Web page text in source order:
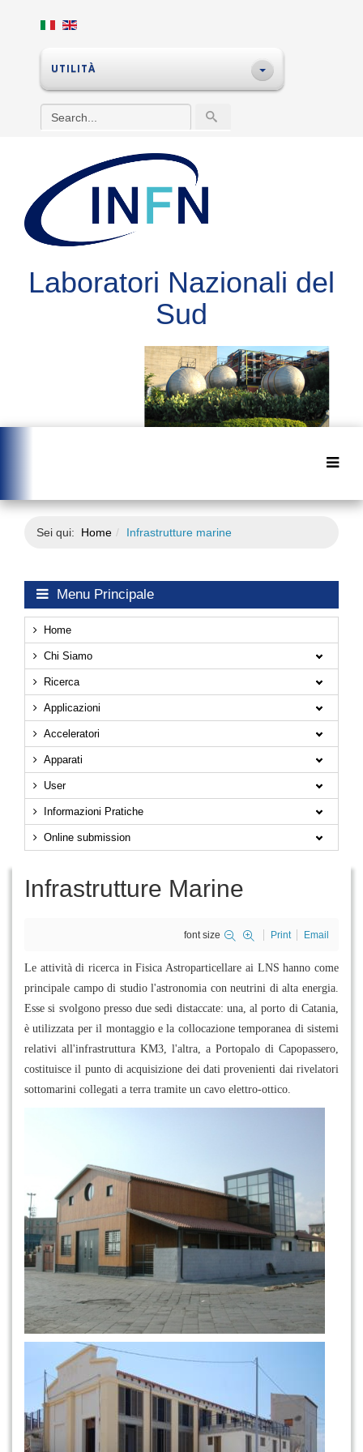
UTILITÀ
Laboratori Nazionali del
Sud
Sei qui: Home Infrastrutture marine
Menu Principale
Home
Chi Siamo
Ricerca
Applicazioni
Acceleratori
Apparati
User
Informazioni Pratiche
Online submission
Infrastrutture Marine
font size Print Email
Le attività di ricerca in Fisica Astroparticellare ai LNS hanno come
principale campo di studio l'astronomia con neutrini di alta energia.
Esse si svolgono presso due sedi distaccate: una, al porto di Catania,
è utilizzata per il montaggio e la collocazione temporanea di sistemi
relativi all'infrastruttura KM3, l'altra, a Portopalo di Capopassero,
costituisce il punto di acquisizione dei dati provenienti dai rivelatori
sottomarini collegati a terra tramite un cavo elettro-ottico.